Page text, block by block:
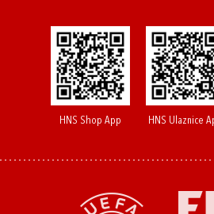
HNS Shop App HNS Ulaznice